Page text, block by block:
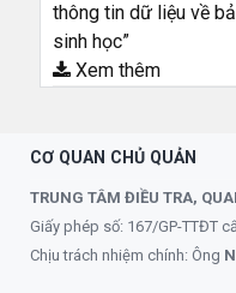
thông tin dữ liệu về
sinh học”
Xem thêm
CƠ QUAN CHỦ QUẢN
TRUNG TÂM ĐIỀU TRA,
Giấy phép số: 167/GP-TTĐT
Chịu trách nhiệm chính: Ông